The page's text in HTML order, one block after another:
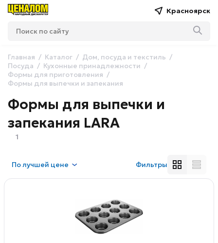
Красноярск
Главная Каталог
Дом, посуда и текстиль
Посуда
Кухонные принадлежности
Формы для приготовления
Формы для выпечки и запекания
Формы для выпечки и
запекания LARA
1
Получшей цене Фильтры